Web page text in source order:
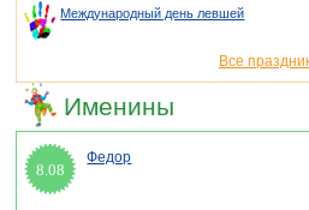
Международный день левшей
Все
Именины
8.08
Федор